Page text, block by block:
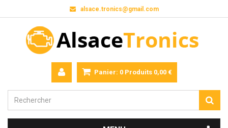
alsace.tronics@gmail.com
Panier: 0 Produits 0,00 €